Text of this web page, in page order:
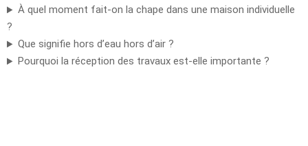
À quel moment fait-on la chape dans une maison individuelle
?
Que signifie hors d’eau hors d’air ?
Pourquoi la réception des travaux est-elle importante ?